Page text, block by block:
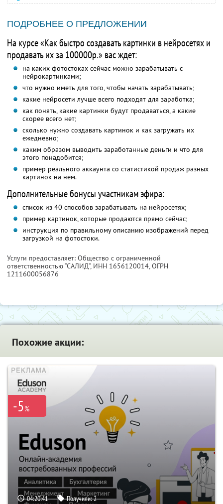
ПОДРОБНЕЕ О ПРЕДЛОЖЕНИИ
На курсе «Как быстро создавать картинки в нейросетях и
продавать их за 100000р.» вас ждет:
на каких фотостоках сейчас можно зарабатывать с
нейрокартинками;
что нужно иметь для того, чтобы начать зарабатывать;
какие нейросети лучше всего подходят для заработка;
как понять, какие картинки будут продаваться, а какие
скорее всего нет;
сколько нужно создавать картинок и как загружать их
ежедневно;
каким образом выводить заработанные деньги и что для
этого понадобится;
пример реального аккаунта со статистикой продаж разных
картинок на нем.
Дополнительные бонусы участникам эфира:
список из 40 способов зарабатывать на нейросетях;
пример картинок, которые продаются прямо сейчас;
инструкция по правильному описанию изображений перед
загрузкой на фотостоки.
Услуги предоставляет: Общество с ограниченной
ответственностью “САЛИД”, ИНН 1656120014, ОГРН
1211600056876
Похожие акции:
-5%
04:20:40 Получили:2